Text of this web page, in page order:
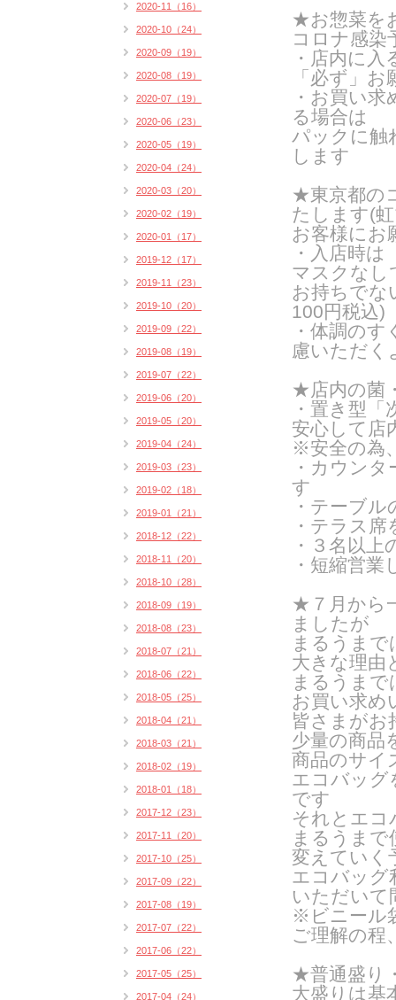
★お惣菜を
コロナ感染
・店内に
「必ず」
・お買い
る場合は
パックに触
します
★東京都の
たします(
お客様にお
・入店時
マスクなし
お持ちでな
100円税込)
・体調の
慮いただく
★店内の菌
・置き型
安心して店
※安全の為
・カウン
す
・テーブ
・テラス
・３名以
・短縮営業
★７月から
ましたが
まるうま
大きな理由
まるうまで
お買い求め
皆さまがお
少量の商品
商品のサイ
エコバッグ
です
それとエコ
まるうまで
変えていく
エコバッグ
いただいて
※ビニール
ご理解の程
★普通盛り
大盛りは基
2020-11（16）
2020-10（24）
2020-09（19）
2020-08（19）
2020-07（19）
2020-06（23）
2020-05（19）
2020-04（24）
2020-03（20）
2020-02（19）
2020-01（17）
2019-12（17）
2019-11（23）
2019-10（20）
2019-09（22）
2019-08（19）
2019-07（22）
2019-06（20）
2019-05（20）
2019-04（24）
2019-03（23）
2019-02（18）
2019-01（21）
2018-12（22）
2018-11（20）
2018-10（28）
2018-09（19）
2018-08（23）
2018-07（21）
2018-06（22）
2018-05（25）
2018-04（21）
2018-03（21）
2018-02（19）
2018-01（18）
2017-12（23）
2017-11（20）
2017-10（25）
2017-09（22）
2017-08（19）
2017-07（22）
2017-06（22）
2017-05（25）
2017-04（24）